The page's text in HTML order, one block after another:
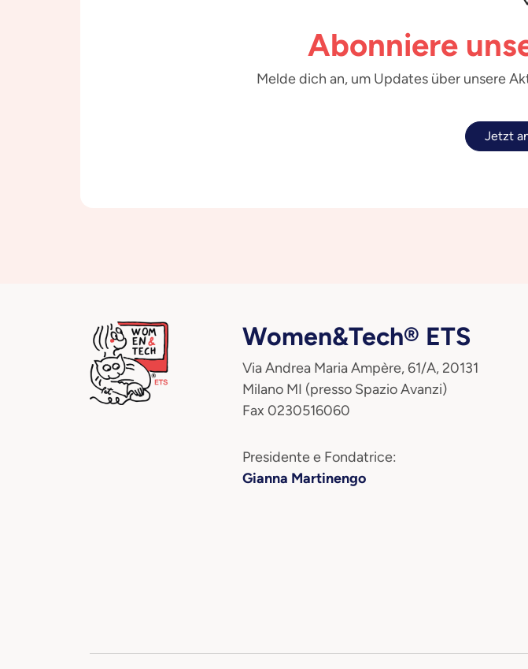
Abonniere
Melde dich an, um Updates über unsere
Jetzt
Women&Tech® ETS
Via Andrea Maria Ampère, 61/A, 20131
Milano MI (presso Spazio Avanzi)
Fax 0230516060
Presidente e Fondatrice:
Gianna Martinengo